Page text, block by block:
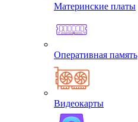
Материнские платы
Оперативная память
Видеокарты